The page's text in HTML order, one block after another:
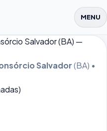
MENU
Salvador (BA) —
Salvador(BA) •